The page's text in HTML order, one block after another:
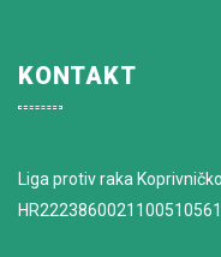
KONTAKT
Liga protiv raka
HR2223860021100510561